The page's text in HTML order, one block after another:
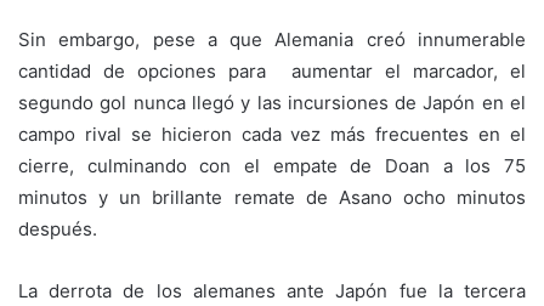
Sin embargo, pese a que Alemania creó innumerable
cantidad de opciones para aumentar el marcador, el
segundo gol nunca llegó y las incursiones de Japón en el
campo rival se hicieron cada vez más frecuentes en el
cierre, culminando con el empate de Doan a los 75
minutos y un brillante remate de Asano ocho minutos
después.
La derrota de los alemanes ante Japón fue la tercera